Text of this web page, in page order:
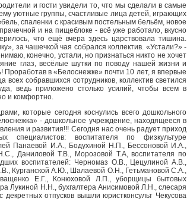
и гости увидели то, что мы сделали в самые
уютные группы, счастливые лица детей, играющих
спаленки с красивым постельным бельём, новое
и на пищеблоке - всё уже работало, вкусно
что ещё вчера здесь царствовала тишина.
за чашечкой чая собрался коллектив. «Устали?» -
конечно, устали, но признаться никто не хочет
глаз, весёлые шутки по поводу нашей жизни и
Проработав в «Белоснежке» почти 10 лет, я впервые
всех собравшихся сотрудников, коллектив светился
ведь приложено столько усилий, чтобы всем в
и комфортно.
которые сегодня коснулись всего дошкольного
- дошкольное учреждение, находящееся в
и развития!!! Сегодня нас очень радует приход
специалистов: воспитателя по физкультуре
Панаевой И.А., Бодухиной Н.П., Бессоновой И.А.,
Даниловой Т.В., Морозовой Т.А, воспитателя по
воспитателей: Черномаз О.В., Цецулиной А.В.,
Курганской А.Ю., Шалаевой О.Н., Гетьмановой С.А.,
Е.Г., Конюховой Л.П., уборщицы бытовых
Лукиной Н.Н., бухгалтера Анисимовой Л.Н., слесаря
декретных отпусков вышли юристконсульт Чекусова